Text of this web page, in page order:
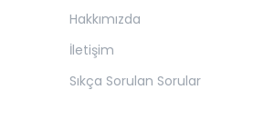
Hakkımızda
İletişim
Sıkça Sorulan Sorular